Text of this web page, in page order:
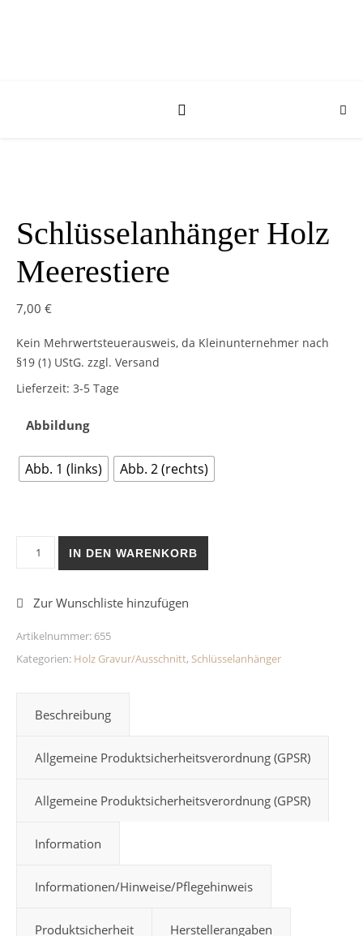
Schlüsselanhänger Holz
Meerestiere
7,00 €
Kein Mehrwertsteuerausweis, da Kleinunternehmer nach
§19 (1) UStG. zzgl. Versand
Lieferzeit: 3-5 Tage
Abbildung
Abb. 1 (links) Abb. 2 (rechts)
Schlüsselanhänger Holz Meerestiere Menge
IN DEN WARENKORB
Artikelnummer: 655
Kategorien: Holz Gravur/Ausschnitt, Schlüsselanhänger
Beschreibung
Allgemeine Produktsicherheitsverordnung (GPSR)
Allgemeine Produktsicherheitsverordnung (GPSR)
Information
Informationen/Hinweise/Pflegehinweis
Produktsicherheit Herstellerangaben